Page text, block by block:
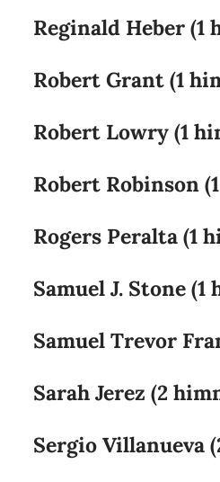
Reginald Heber (1
Robert Grant (1
Robert Lowry (1
Robert Robinson
Rogers Peralta (1
Samuel J. Stone (1
Samuel Trevor
Sarah Jerez (2
Sergio Villanueva